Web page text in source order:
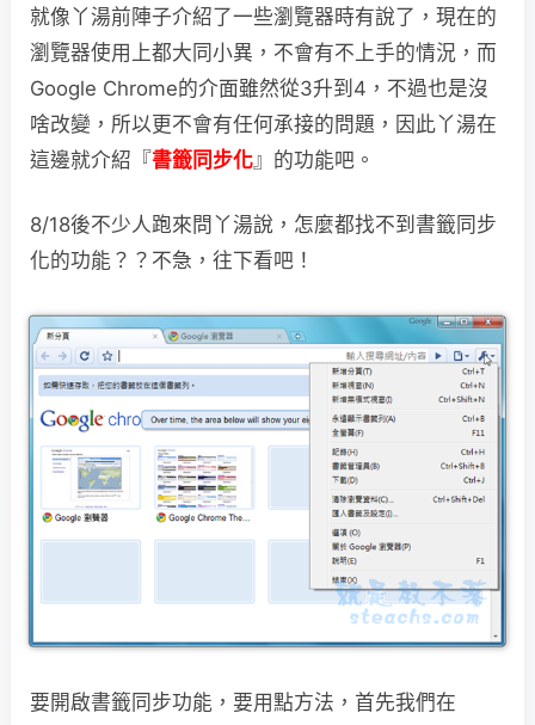
就像丫湯前陣子介紹了一些瀏覽器時有說了，現在的
瀏覽器使用上都大同小異，不會有不上手的情況，而
Google Chrome的介面雖然從3升到4，不過也是沒
啥改變，所以更不會有任何承接的問題，因此丫湯在
這邊就介紹『書籤同步化』的功能吧。
8/18後不少人跑來問丫湯說，怎麼都找不到書籤同步
化的功能？？不急，往下看吧！
要開啟書籤同步功能，要用點方法，首先我們在